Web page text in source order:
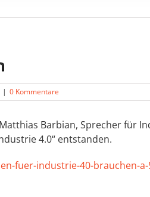
| 0 Kommentare
Barbian, Sprecher für
4.0“ entstanden.
fuer-industrie-40-brauchen-a-